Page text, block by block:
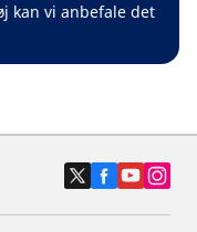
kan vi anbefale det